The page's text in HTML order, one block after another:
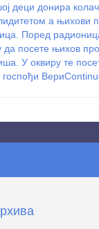
деци донира
а њихови
Поред
посете њихов
У оквиру те
Вери